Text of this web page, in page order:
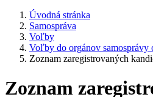
Úvodná stránka
Samospráva
Voľby
Voľby do orgánov samosprávy
Zoznam zaregistrovaných
Zoznam